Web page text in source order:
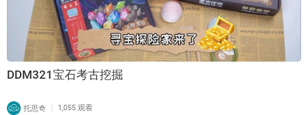
DDM321宝石考古挖掘
托思奇 | 1,055 观看